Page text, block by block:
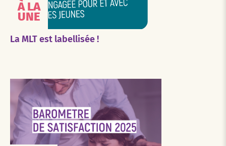
À LA
UNE
La MLT est labellisée !